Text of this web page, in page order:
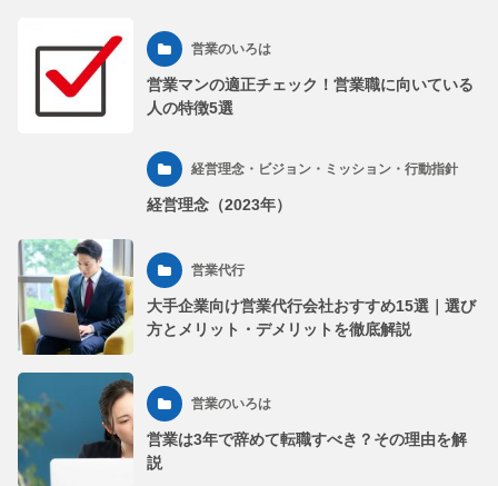
営業のいろは
営業マンの適正チェック！営業職に向いている
人の特徴5選
経営理念・ビジョン・ミッション・行動指針
経営理念（2023年）
営業代行
大手企業向け営業代行会社おすすめ15選｜選び
方とメリット・デメリットを徹底解説
営業のいろは
営業は3年で辞めて転職すべき？その理由を解
説